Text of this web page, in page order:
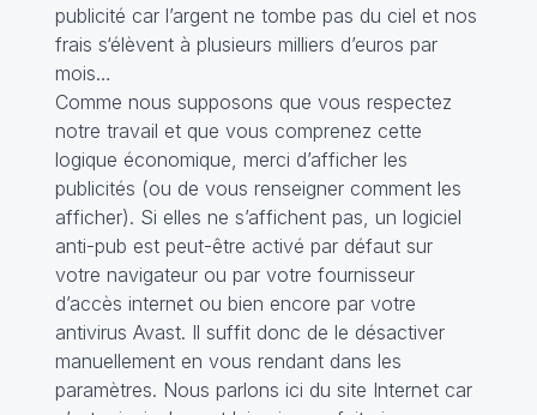
publicité car l’argent ne tombe pas du ciel et nos
frais s‘élèvent à plusieurs milliers d’euros par
mois…
Comme nous supposons que vous respectez
notre travail et que vous comprenez cette
logique économique, merci d’afficher les
publicités (ou de vous renseigner comment les
afficher). Si elles ne s’affichent pas, un logiciel
anti-pub est peut-être activé par défaut sur
votre navigateur ou par votre fournisseur
d’accès internet ou bien encore par votre
antivirus Avast. Il suffit donc de le désactiver
manuellement en vous rendant dans les
paramètres. Nous parlons ici du site Internet car